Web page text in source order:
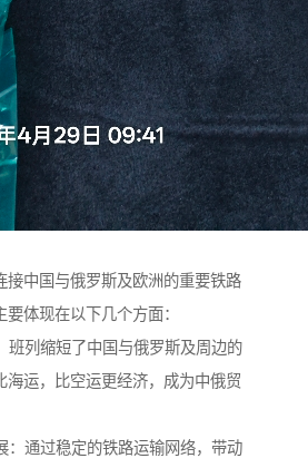
接中国与俄罗斯及欧洲的重要铁路
要体现在以下几个方面：
班列缩短了中国与俄罗斯及周边的
海运，比空运更经济，成为中俄贸
：通过稳定的铁路运输网络，带动